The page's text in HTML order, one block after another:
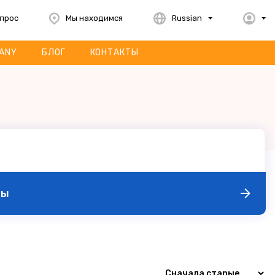
Мы находимся Russian
БЛОГ КОНТАКТЫ